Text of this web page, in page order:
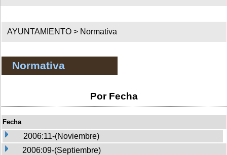
AYUNTAMIENTO > Normativa
Normativa
Por Fecha
Fecha
2006:11-(Noviembre)
2006:09-(Septiembre)